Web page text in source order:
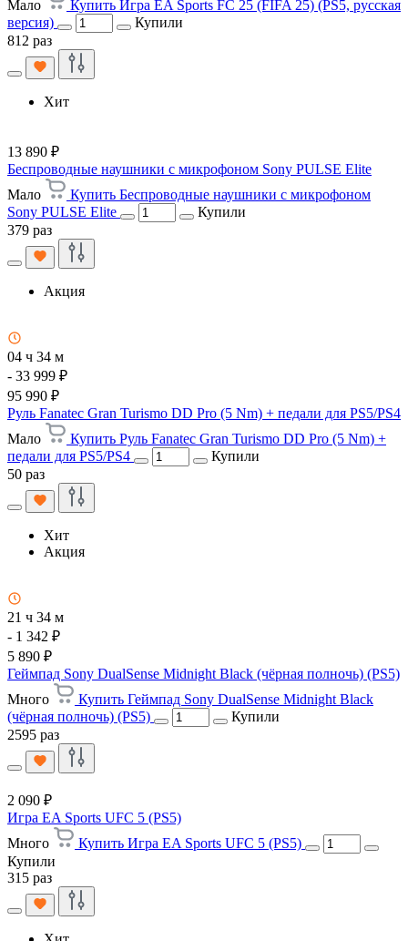
Мало
Купить Игра EA Sports FC 25 (FIFA 25) (PS5, русская
версия)
Купили
812 раз
Хит
13 890 ₽
Беспроводные наушники с микрофоном Sony PULSE Elite
Мало
Купить Беспроводные наушники с микрофоном
Sony PULSE Elite
Купили
379 раз
Акция
04 ч 34 м
- 33 999 ₽
95 990 ₽
Руль Fanatec Gran Turismo DD Pro (5 Nm) + педали для PS5/PS4
Мало
Купить Руль Fanatec Gran Turismo DD Pro (5 Nm) +
педали для PS5/PS4
Купили
50 раз
Хит
Акция
21 ч 34 м
- 1 342 ₽
5 890 ₽
Геймпад Sony DualSense Midnight Black (чёрная полночь) (PS5)
Много
Купить Геймпад Sony DualSense Midnight Black
(чёрная полночь) (PS5)
Купили
2595 раз
2 090 ₽
Игра EA Sports UFC 5 (PS5)
Много
Купить Игра EA Sports UFC 5 (PS5)
Купили
315 раз